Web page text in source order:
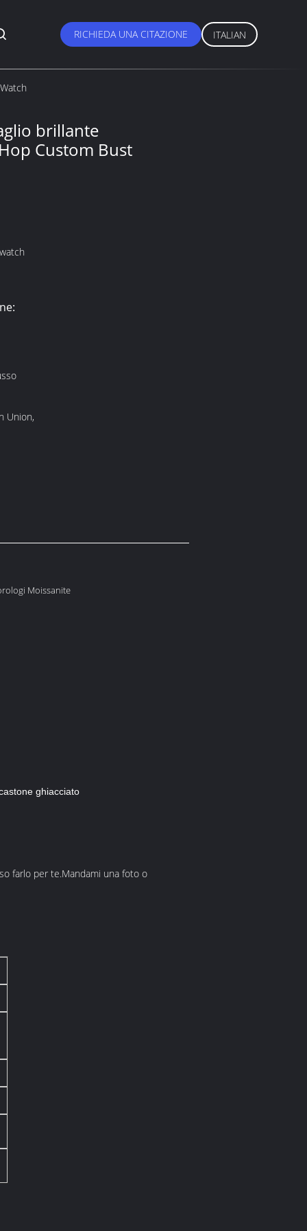
RICHIEDA UNA CITAZIONE ITALIAN
brillante
Custom Bust
moissanite watch
Union,
Moissanite
ghiacciato
farlo per te.Mandami una foto o